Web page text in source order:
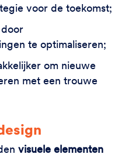
voor de toekomst;
te optimaliseren;
om nieuwe
met een trouwe
visuele elementen